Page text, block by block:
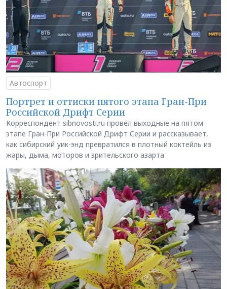
Автоспорт
Портрет и оттиски пятого этапа Гран-При
Российской Дрифт Серии
Корреспондент sibnovosti.ru провёл выходные на пятом
этапе Гран-При Российской Дрифт Серии и рассказывает,
как сибирский уик-энд превратился в плотный коктейль из
жары, дыма, моторов и зрительского азарта